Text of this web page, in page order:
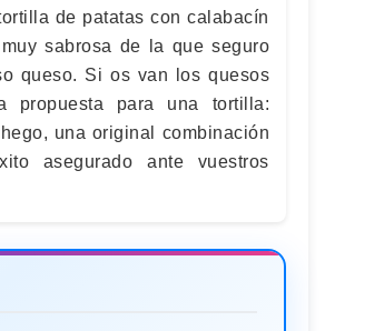
de patatas con calabacín
sabrosa de la que seguro
queso. Si os van los quesos
propuesta para una tortilla:
una original combinación
asegurado ante vuestros